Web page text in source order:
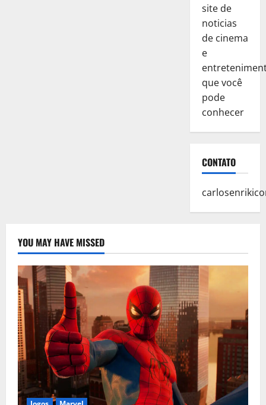
site de
noticias
de cinema
e
que você
pode
conhecer
CONTATO
YOU MAY HAVE MISSED